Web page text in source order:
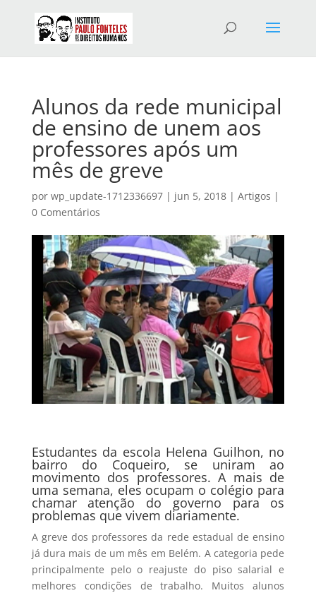
Alunos da rede municipal
de ensino de unem aos
professores após um
mês de greve
por wp_update-1712336697| jun 5, 2018| Artigos |
0 Comentários
Estudantes da escola Helena Guilhon, no
bairro do Coqueiro, se uniram ao
movimento dos professores. A mais de
uma semana, eles ocupam o colégio para
chamar atenção do governo para os
problemas que vivem diariamente.
A greve dos professores da rede estadual de ensino
já dura mais de um mês em Belém. A categoria pede
principalmente pelo o reajuste do piso salarial e
melhores condições de trabalho. Muitos alunos